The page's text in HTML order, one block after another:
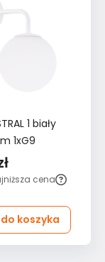
1 biały
1xG9
cena
koszyka